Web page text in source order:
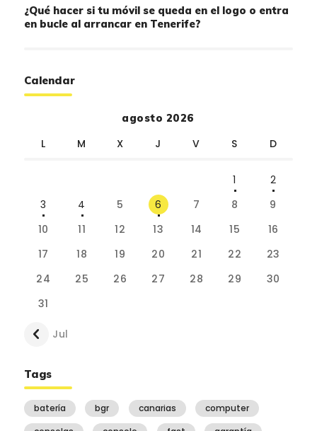
¿Qué hacer si tu móvil se queda en el logo o entra
en bucle al arrancar en Tenerife?
Calendar
agosto 2026
L M X J V S D
1
2
3
4 5 6 7 8
9
10
11 12 13 14 15
16
17
18 19 20 21 22
23
24
25 26 27 28 29
30
31
« Jul
Tags
batería bgr canarias
computer